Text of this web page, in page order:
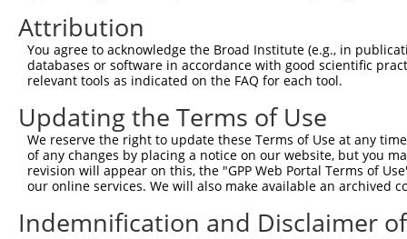
Attribution
You agree to acknowledge the Broad Institute (e.g., in
databases or software in accordance with good scientific
relevant tools as indicated on the FAQ for each tool.
Updating the Terms of Use
We reserve the right to update these Terms of Use at any
of any changes by placing a notice on our website, but you
revision will appear on this, the "GPP Web Portal Terms of
our online services. We will also make available an archived
Indemnification and Disclaimer